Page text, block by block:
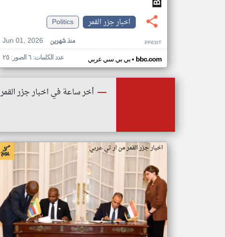
اخبار جزر القمر
Politics
Jun 01, 2026
منذ شهرين PF63IT
بي بي سي عربي• bbc.com عدد الكلمات: ٦ الصور: ٢٥
أخر ساعة في اخبار جزر القمر
اخبار جزر القمر من ار تي عربي